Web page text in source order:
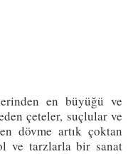
en büyüğü ve
çeteler, suçlular ve
dövme artık çoktan
ve tarzlarla bir sanat